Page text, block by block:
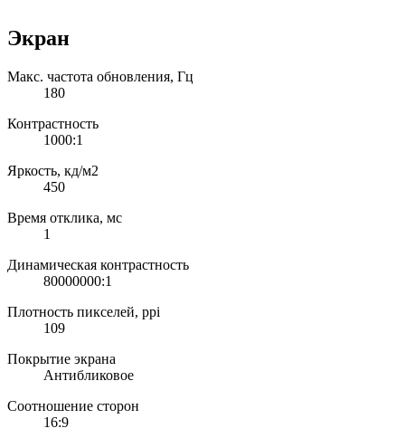
Экран
Макс. частота обновления, Гц
180
Контрастность
1000:1
Яркость, кд/м2
450
Время отклика, мс
1
Динамическая контрастность
80000000:1
Плотность пикселей, ppi
109
Покрытие экрана
Антибликовое
Соотношение сторон
16:9